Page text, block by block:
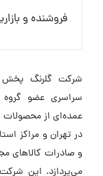
فروشنده و
شرکت گلرنگ پخش
سراسری عضو
در تهران و مراکز
و صادرات کالاهای